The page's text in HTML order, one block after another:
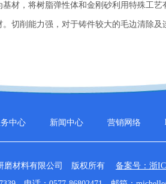
材，将树脂弹性体和金刚砂利用特殊工
切削能力强，对于铸件较大的毛边清除
中心 新闻中心 营销网络
磨材料有限公司 版权所有 备案号：浙